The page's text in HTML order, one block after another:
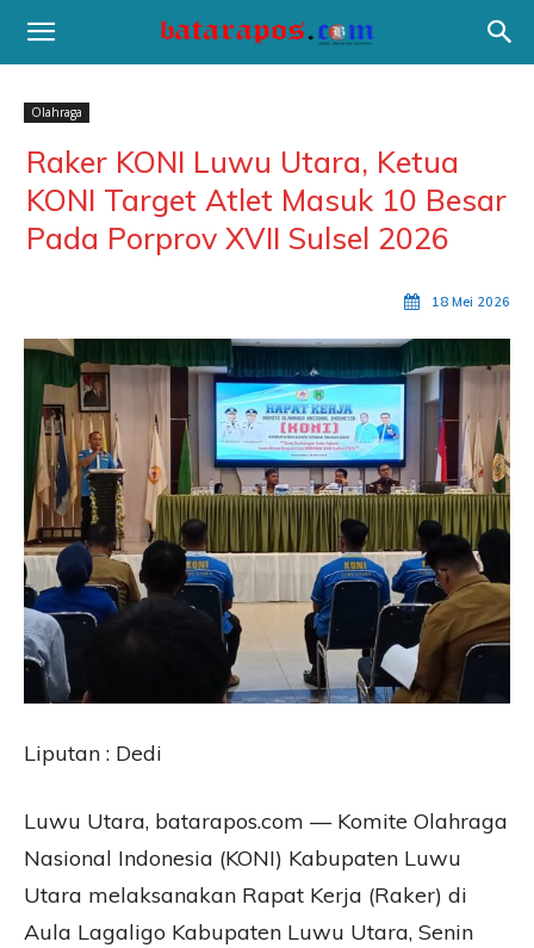
Olahraga
Raker KONI Luwu Utara, Ketua
KONI Target Atlet Masuk 10 Besar
Pada Porprov XVII Sulsel 2026
18 Mei 2026
Liputan : Dedi
Luwu Utara, batarapos.com — Komite Olahraga
Nasional Indonesia (KONI) Kabupaten Luwu
Utara melaksanakan Rapat Kerja (Raker) di
Aula Lagaligo Kabupaten Luwu Utara, Senin